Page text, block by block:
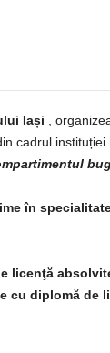
Iași ,
cadrul instituției
în
licenţă
cu diplomă de